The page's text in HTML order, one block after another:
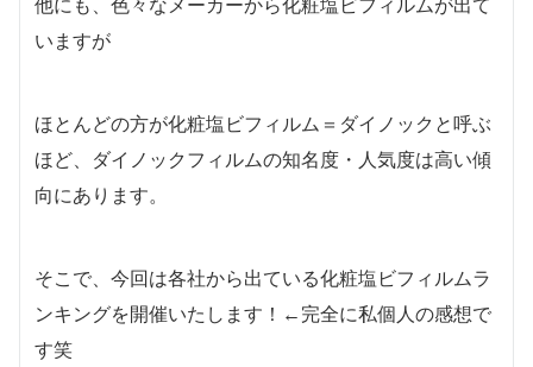
他にも、色々なメーカーから化粧塩ビフィルムが出て
いますが
ほとんどの方が化粧塩ビフィルム＝ダイノックと呼ぶ
ほど、ダイノックフィルムの知名度・人気度は高い傾
向にあります。
そこで、今回は各社から出ている化粧塩ビフィルムラ
ンキングを開催いたします！←完全に私個人の感想で
す笑